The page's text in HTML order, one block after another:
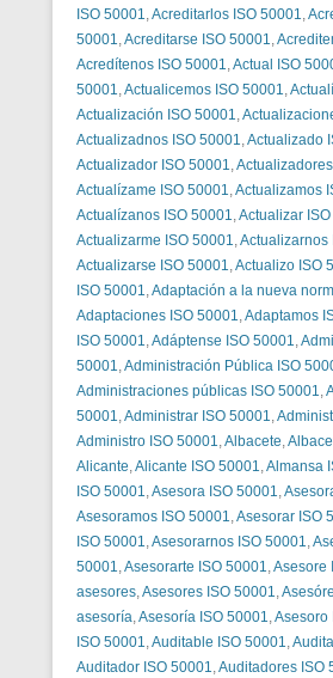
ISO 50001,Acreditarlos ISO 50001,
50001,Acreditarse ISO 50001,
Acredítenos ISO 50001,Actual ISO
50001,Actualicemos ISO 50001,
Actualización ISO 50001,
Actualizadnos ISO 50001,Actualizado
Actualizador ISO 50001,
Actualízame ISO 50001,Actualizamos
Actualízanos ISO 50001,Actualizar
Actualizarme ISO 50001,Actualizarnos
Actualizarse ISO 50001,Actualizo ISO
ISO 50001,Adaptación a la nueva
Adaptaciones ISO 50001,Adaptamos
ISO 50001,Adáptense ISO 50001,
50001,Administración Pública ISO
Administraciones públicas ISO 50001,
50001,Administrar ISO 50001,
Administro ISO 50001,Albacete,
Alicante,Alicante ISO 50001,Almansa
ISO 50001,Asesora ISO 50001,
Asesoramos ISO 50001,Asesorar ISO
ISO 50001,Asesorarnos ISO 50001,
50001,Asesorarte ISO 50001,Asesore
asesores,Asesores ISO 50001,
asesoría,Asesoría ISO 50001,Asesoro
ISO 50001,Auditable ISO 50001,
Auditador ISO 50001,Auditadores ISO